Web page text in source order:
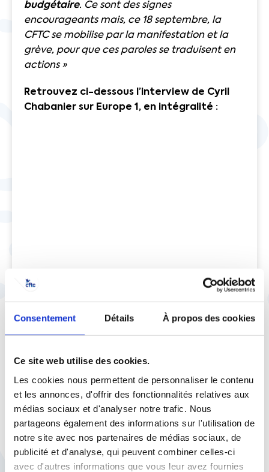
Consentement Détails À propos des cookies
Ce site web utilise des cookies.
Les cookies nous permettent de personnaliser le contenu
et les annonces, d'offrir des fonctionnalités relatives aux
médias sociaux et d'analyser notre trafic. Nous
partageons également des informations sur l'utilisation de
notre site avec nos partenaires de médias sociaux, de
publicité et d'analyse, qui peuvent combiner celles-ci
avec d'autres informations que vous leur avez fournies
budgétaire. Ce sont des signes
encourageants mais, ce 18 septembre, la
CFTC se mobilise par la manifestation et la
grève, pour que ces paroles se traduisent en
actions »
Retrouvez ci-dessous l’interview de Cyril
Chabanier sur Europe 1, en intégralité :